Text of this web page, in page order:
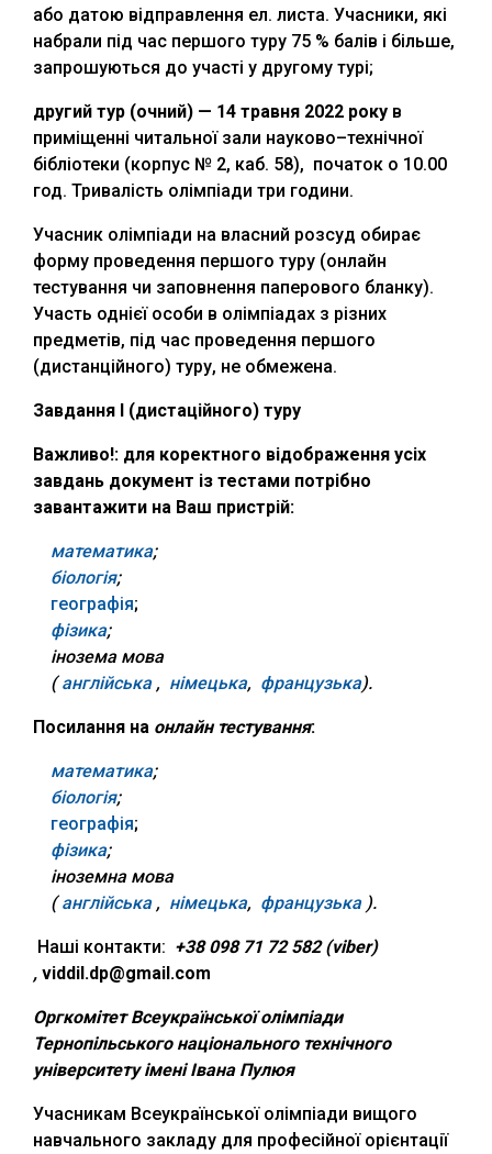
або датою відправлення ел. листа. Учасники, які
набрали під час першого туру 75 % балів і більше,
запрошуються до участі у другому турі;
другий тур (очний) — 14 травня 2022 року в
приміщенні читальної зали науково–технічної
бібліотеки (корпус № 2, каб. 58), початок о 10.00
год. Тривалість олімпіади три години.
Учасник олімпіади на власний розсуд обирає
форму проведення першого туру (онлайн
тестування чи заповнення паперового бланку).
Участь однієї особи в олімпіадах з різних
предметів, під час проведення першого
(дистанційного) туру, не обмежена.
Завдання І (дистаційного) туру
Важливо!: для коректного відображення усіх
завдань документ із тестами потрібно
завантажити на Ваш пристрій:
математика;
біологія;
географія;
фізика;
інозема мова
(англійська, німецька, французька).
Посилання на онлайн тестування:
математика;
біологія;
географія;
фізика;
іноземна мова
(англійська, німецька, французька).
Наші контакти: +38 098 71 72 582 (viber)
, viddil.dp@gmail.com
Оргкомітет Всеукраїнської олімпіади
Тернопільського національного технічного
університету імені Івана Пулюя
Учасникам Всеукраїнської олімпіади вищого
навчального закладу для професійної орієнтації